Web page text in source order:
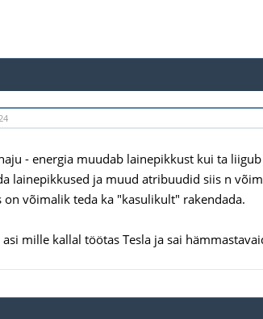
- energia muudab lainepikkust kui ta
lainepikkused ja muud atribuudid siis n
on võimalik teda ka "kasulikult" rakendada.
asi mille kallal töötas Tesla ja sai